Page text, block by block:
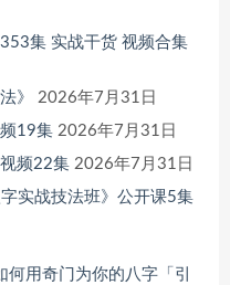
集 实战干货 视频合集
》
2026年7月31日
19集 2026年7月31日
频22集 2026年7月31日
实战技法班》公开课5集
用奇门为你的八字「引